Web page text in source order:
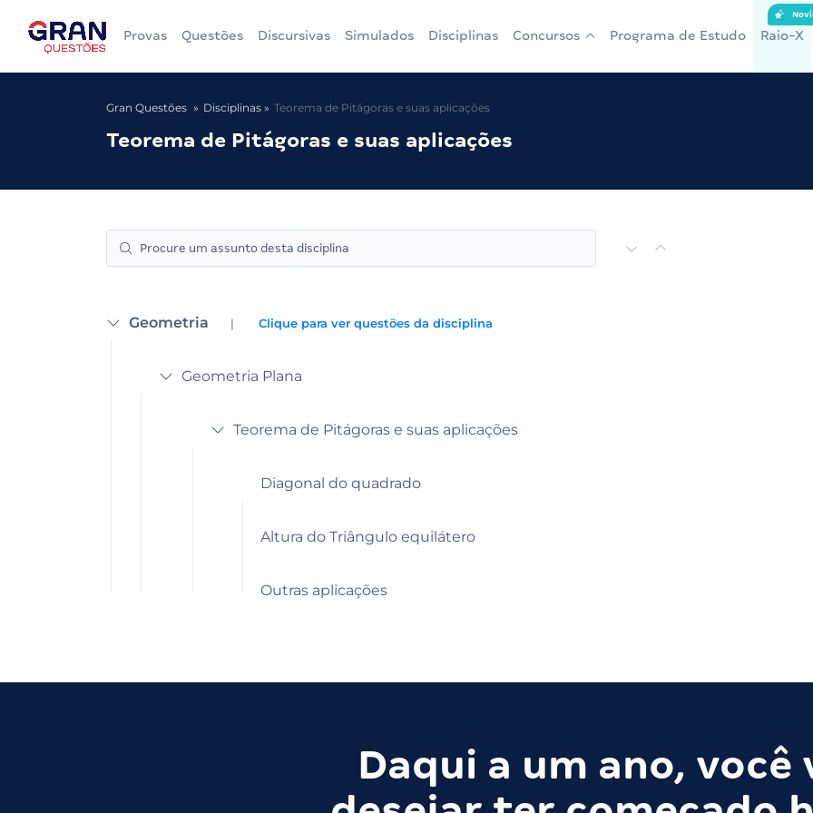
Provas Questões Discursivas Simulados Disciplinas Concursos Programa de Estudo Raio-X
Gran Questões Disciplinas Teorema de Pitágoras e suas aplicações
Teorema de Pitágoras e suas aplicações
Geometria | Clique para ver questões da disciplina
Geometria Plana
Teorema de Pitágoras e suas aplicações
Diagonal do quadrado
Altura do Triângulo equilátero
Outras aplicações
Daqui a um ano, você